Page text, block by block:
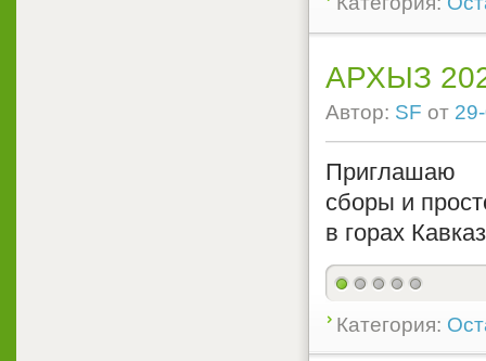
АРХЫЗ
Автор: SF от
Приглашаю
сборы и
в горах
Категория: